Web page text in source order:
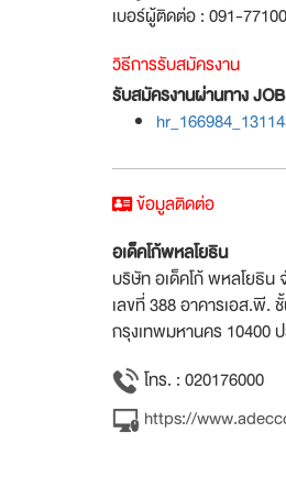
เบอร์ผู้ติดต่อ : 091-
วิธีการรับสมัครงาน
รับสมัครงานผ่านทาง
ข้อมูลติดต่อ
อเด็คโก้พหลโยธิน
บริษัท อเด็คโก้ พหลโยธิน
เลขที่ 388 อาคารเอส.พี.
กรุงเทพมหานคร 10400 ป
โทร. : 020176000
https://